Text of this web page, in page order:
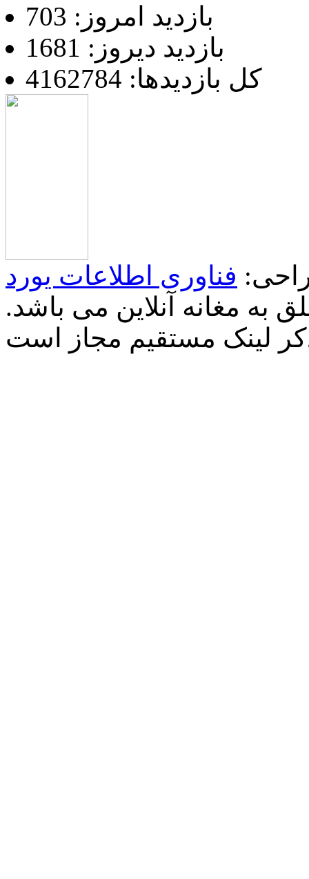
بازدید امروز: 703
بازدید دیروز: 1681
کل بازدیدها: 4162784
فناوری اطلاعات یورد
به مغانه آنلاین می باشد.